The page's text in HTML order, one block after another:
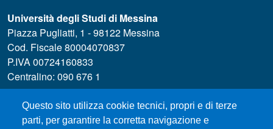
Questo sito utilizza cookie tecnici, propri e di terze
parti, per garantire la corretta navigazione e
Università degli Studi di Messina
Piazza Pugliatti, 1 - 98122 Messina
Cod. Fiscale 80004070837
P.IVA 00724160833
Centralino: 090 676 1
MENÙ SOCIAL